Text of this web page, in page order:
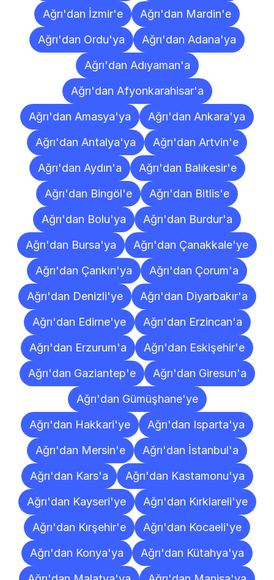
Ağrı'dan İzmir'e
Ağrı'dan Mardin'e
Ağrı'dan Ordu'ya
Ağrı'dan Adana'ya
Ağrı'dan Adıyaman'a
Ağrı'dan Afyonkarahisar'a
Ağrı'dan Amasya'ya
Ağrı'dan Ankara'ya
Ağrı'dan Antalya'ya
Ağrı'dan Artvin'e
Ağrı'dan Aydın'a
Ağrı'dan Balıkesir'e
Ağrı'dan Bingöl'e
Ağrı'dan Bitlis'e
Ağrı'dan Bolu'ya
Ağrı'dan Burdur'a
Ağrı'dan Bursa'ya
Ağrı'dan Çanakkale'ye
Ağrı'dan Çankırı'ya
Ağrı'dan Çorum'a
Ağrı'dan Denizli'ye
Ağrı'dan Diyarbakır'a
Ağrı'dan Edirne'ye
Ağrı'dan Erzincan'a
Ağrı'dan Erzurum'a
Ağrı'dan Eskişehir'e
Ağrı'dan Gaziantep'e
Ağrı'dan Giresun'a
Ağrı'dan Gümüşhane'ye
Ağrı'dan Hakkari'ye
Ağrı'dan Isparta'ya
Ağrı'dan Mersin'e
Ağrı'dan İstanbul'a
Ağrı'dan Kars'a
Ağrı'dan Kastamonu'ya
Ağrı'dan Kayseri'ye
Ağrı'dan Kırklareli'ye
Ağrı'dan Kırşehir'e
Ağrı'dan Kocaeli'ye
Ağrı'dan Konya'ya
Ağrı'dan Kütahya'ya